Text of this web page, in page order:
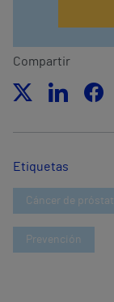
Compartir
Etiquetas
Cáncer de
Prevención